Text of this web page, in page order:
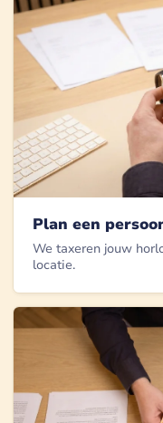
Plan een
We taxeren jouw
locatie.